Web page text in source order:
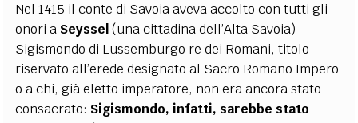
Nel 1415 il conte di Savoia aveva accolto con tutti gli
onori a Seyssel (una cittadina dell’Alta Savoia)
Sigismondo di Lussemburgo re dei Romani, titolo
riservato all’erede designato al Sacro Romano Impero
o a chi, già eletto imperatore, non era ancora stato
consacrato: Sigismondo, infatti, sarebbe stato